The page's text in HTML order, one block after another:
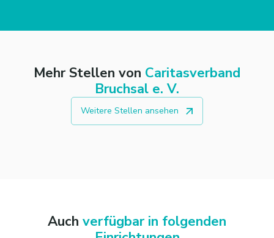
Mehr Stellen von Caritasverband
Bruchsal e. V.
Weitere Stellen ansehen
Auch verfügbar in folgenden